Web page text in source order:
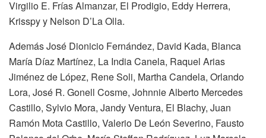
Virgilio E. Frías Almanzar, El Prodigio, Eddy Herrera,
Krisspy y Nelson D’La Olla.
Además José Dionicio Fernández, David Kada, Blanca
María Díaz Martínez, La India Canela, Raquel Arias
Jiménez de López, Rene Soli, Martha Candela, Orlando
Lora, José R. Gonell Cosme, Johnnie Alberto Mercedes
Castillo, Sylvio Mora, Jandy Ventura, El Blachy, Juan
Ramón Mota Castillo, Valerio De León Severino, Fausto